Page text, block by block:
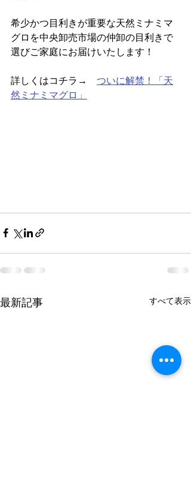
希少かつ目利きが重要な天然ミナミマ
グロを中央卸売市場の仲卸の目利きで
選びご家庭にお届けいたします！
詳しくはコチラ→ ついに解禁！「天
然ミナミマグロ」
最新記事 すべて表示